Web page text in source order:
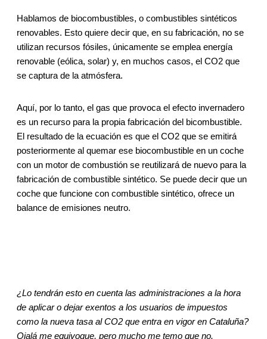
Hablamos de biocombustibles, o combustibles sintéticos
renovables. Esto quiere decir que, en su fabricación, no se
utilizan recursos fósiles, únicamente se emplea energía
renovable (eólica, solar) y, en muchos casos, el CO2 que
se captura de la atmósfera.
Aquí, por lo tanto, el gas que provoca el efecto invernadero
es un recurso para la propia fabricación del bicombustible.
El resultado de la ecuación es que el CO2 que se emitirá
posteriormente al quemar ese biocombustible en un coche
con un motor de combustión se reutilizará de nuevo para la
fabricación de combustible sintético. Se puede decir que un
coche que funcione con combustible sintético, ofrece un
balance de emisiones neutro.
¿Lo tendrán esto en cuenta las administraciones a la hora
de aplicar o dejar exentos a los usuarios de impuestos
como la nueva tasa al CO2 que entra en vigor en Cataluña?
Ojalá me equivoque, pero mucho me temo que no.